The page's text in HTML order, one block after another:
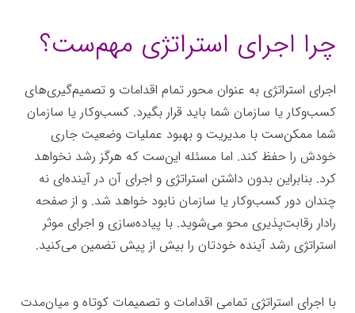
چرا اجرای استراتژی مهم‌ست؟
اجرای استراتژی به عنوان محور تمام اقدامات و تصمیم‌گیری‌های
کسب‌وکار یا سازمان شما باید قرار بگیرد. کسب‌وکار یا سازمان
شما ممکن‌ست با مدیریت و بهبود عملیات وضعیت جاری
خودش را حفظ کند. اما مسئله این‌ست که هرگز رشد نخواهد
کرد. بنابراین بدون داشتن استراتژی و اجرای آن در آینده‌ای نه
چندان دور کسب‌وکار یا سازمان نابود خواهد شد. و از صفحه
رادار رقابت‌پذیری محو می‌شوید. با پیاده‌سازی و اجرای موثر
استراتژی رشد آینده خودتان را بیش از پیش تضمین می‌کنید.
با اجرای استراتژی تمامی اقدامات و تصمیمات کوتاه و میان‌مدت